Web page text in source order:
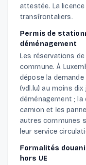
attestée. La
transfrontaliers.
Permis de
déménagement
Les réservations
commune. À
dépose la
(vdl.lu) au moins
déménagement ; la
camion et les
autres communes
leur service
Formalités
hors UE